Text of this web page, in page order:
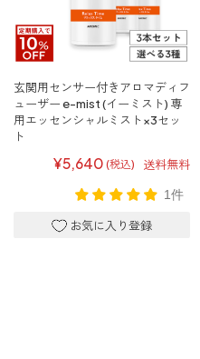
にしたい
よくしたい
間にしたい
り
したい
ドア
ザー
ユーカリ
)
玄関用センサー付きアロマディフ
ューザー e-mist (イーミスト) 専
用エッセンシャルミスト×3セッ
ト
¥5,640 (税込) 送料無料
1件